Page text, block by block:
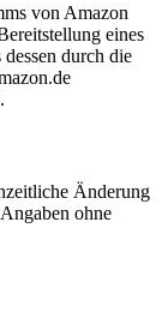
von Amazon
eines
durch die
Änderung
ohne